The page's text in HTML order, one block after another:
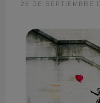
26 DE SEPTIEMBRE